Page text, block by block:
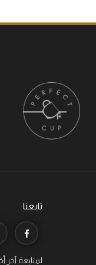
تابعنا
لمتابعة آخر